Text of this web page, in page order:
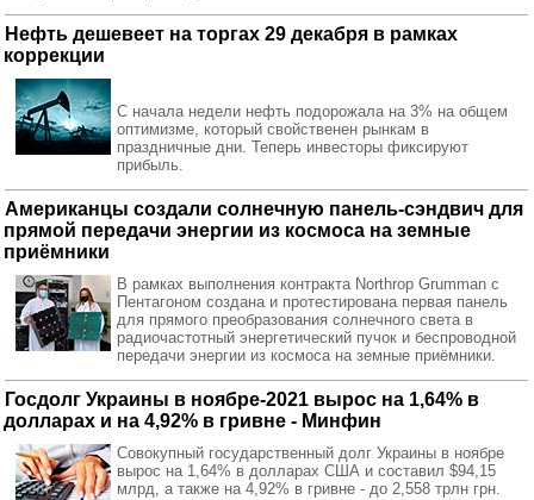
Нефть дешевеет на торгах 29 декабря в рамках
коррекции
С начала недели нефть подорожала на 3% на общем
оптимизме, который свойственен рынкам в
праздничные дни. Теперь инвесторы фиксируют
прибыль.
Американцы создали солнечную панель-сэндвич для
прямой передачи энергии из космоса на земные
приёмники
В рамках выполнения контракта Northrop Grumman с
Пентагоном создана и протестирована первая панель
для прямого преобразования солнечного света в
радиочастотный энергетический пучок и беспроводной
передачи энергии из космоса на земные приёмники.
Госдолг Украины в ноябре-2021 вырос на 1,64% в
долларах и на 4,92% в гривне - Минфин
Совокупный государственный долг Украины в ноябре
вырос на 1,64% в долларах США и составил $94,15
млрд, а также на 4,92% в гривне - до 2,558 трлн грн.